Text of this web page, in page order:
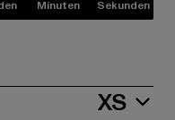
Minuten Sekunden
XS